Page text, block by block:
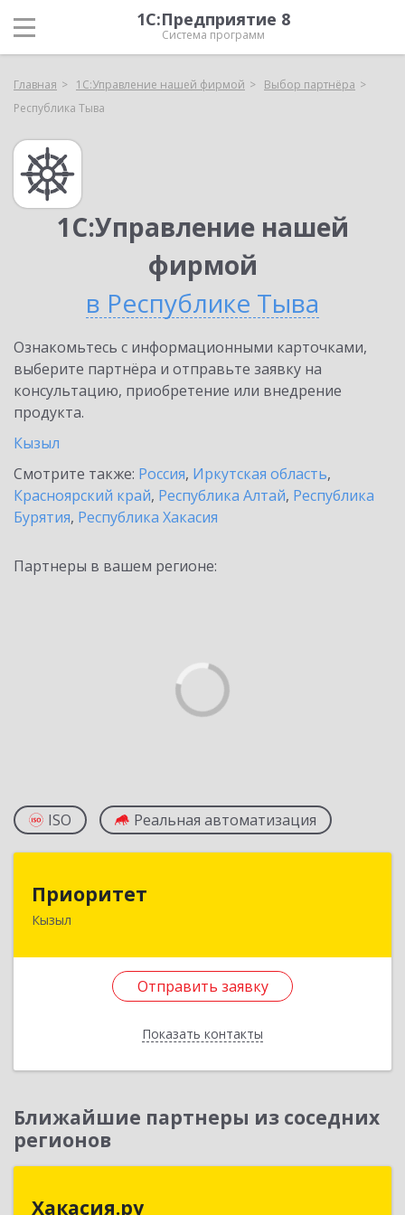
1С:Предприятие 8
Система программ
Главная 1С:Управление нашей фирмой
Выбор партнёра
Республика Тыва
1С:Управление нашей
фирмой
в Республике Тыва
Ознакомьтесь с информационными карточками,
выберите партнёра и отправьте заявку на
консультацию, приобретение или внедрение
продукта.
Кызыл
Смотрите также: Россия, Иркутская область,
Красноярский край, Республика Алтай, Республика
Бурятия, Республика Хакасия
Партнеры в вашем регионе:
ISO Реальная автоматизация
Приоритет
Кызыл
Отправить заявку
Показать контакты
667000, Тыва Респ, Кызыл г, Комсомольская ул,
Отправить заявку
Назад
Ближайшие партнеры из соседних
регионов
Хакасия.ру